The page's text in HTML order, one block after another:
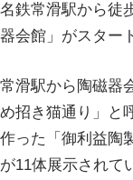
名鉄常滑駅から徒
器会館」がスター
常滑駅から陶磁器
め招き猫通り」と
作った「御利益陶
が11体展示されて